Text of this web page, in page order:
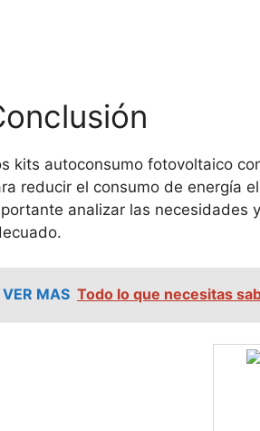
kits autoconsumo fotovoltaico
reducir el consumo de energía
analizar las necesidades
VER MAS Todo lo que necesitas